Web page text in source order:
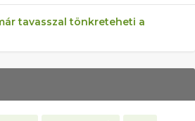
tavasszal tönkreteheti a